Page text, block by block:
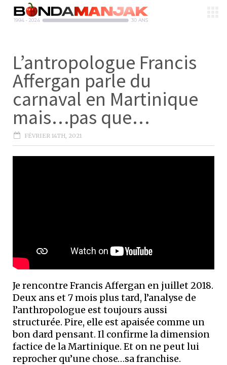
L’antropologue Francis
Affergan parle du
carnaval en Martinique
mais…pas que…
FÉVRIER 14TH, 2021
Je rencontre Francis Affergan en juillet 2018.
Deux ans et 7 mois plus tard, l’analyse de
l’anthropologue est toujours aussi
structurée. Pire, elle est apaisée comme un
bon dard pensant. Il confirme la dimension
factice de la Martinique. Et on ne peut lui
reprocher qu’une chose…sa franchise.